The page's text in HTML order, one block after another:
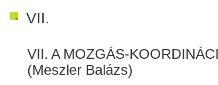
VII.
VII. A MOZGÁS-
(Meszler Balázs)